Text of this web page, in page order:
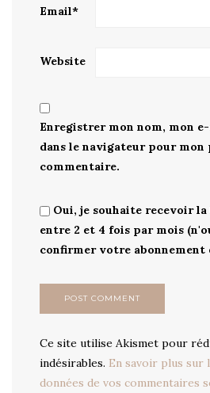
Email*
Website
Enregistrer mon nom, mon
dans le navigateur pour mon
commentaire.
Oui, je souhaite recevoir
entre 2 et 4 fois par mois
confirmer votre abonnement
Ce site utilise Akismet pour
indésirables. En savoir plus sur
données de vos commentaires